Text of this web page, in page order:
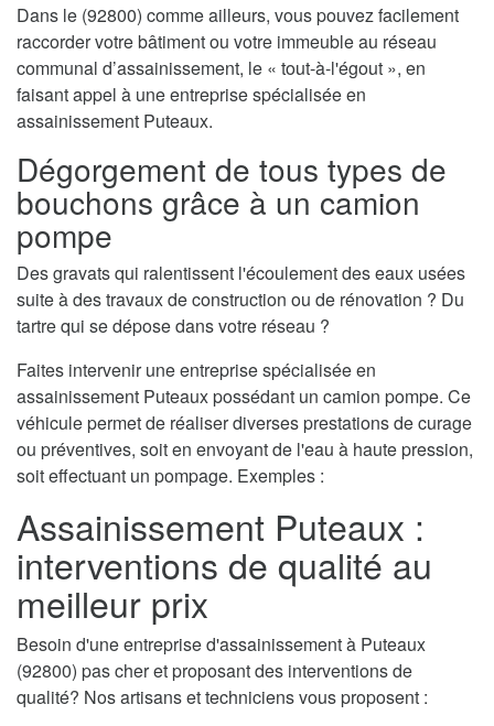
Dans le (92800) comme ailleurs, vous pouvez facilement
raccorder votre bâtiment ou votre immeuble au réseau
communal d’assainissement, le « tout-à-l'égout », en
faisant appel à une entreprise spécialisée en
assainissement Puteaux.
Dégorgement de tous types de
bouchons grâce à un camion
pompe
Des gravats qui ralentissent l'écoulement des eaux usées
suite à des travaux de construction ou de rénovation ? Du
tartre qui se dépose dans votre réseau ?
Faites intervenir une entreprise spécialisée en
assainissement Puteaux possédant un camion pompe. Ce
véhicule permet de réaliser diverses prestations de curage
ou préventives, soit en envoyant de l'eau à haute pression,
soit effectuant un pompage. Exemples :
Assainissement Puteaux :
interventions de qualité au
meilleur prix
Besoin d'une entreprise d'assainissement à Puteaux
(92800) pas cher et proposant des interventions de
qualité? Nos artisans et techniciens vous proposent :